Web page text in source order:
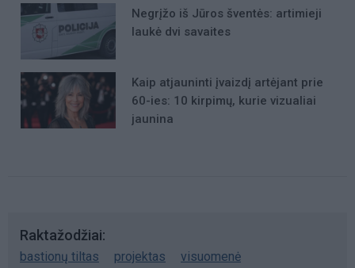
Negrįžo iš Jūros šventės: artimieji
laukė dvi savaites
Kaip atjauninti įvaizdį artėjant prie
60-ies: 10 kirpimų, kurie vizualiai
jaunina
Raktažodžiai
bastionų tiltas projektas visuomenė